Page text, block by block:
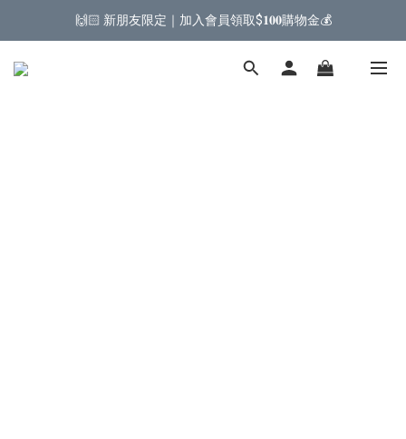
🙌🏻 新朋友限定｜加入會員領取$𝟏𝟎𝟎購物金💰